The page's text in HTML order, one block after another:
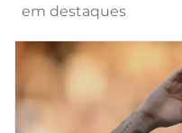
em destaques